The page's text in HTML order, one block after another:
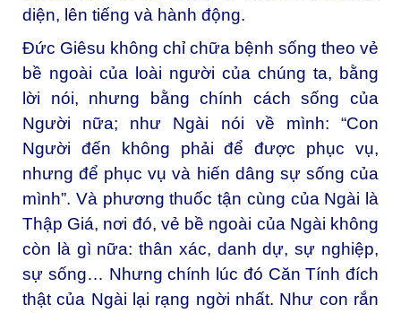
diện, lên tiếng và hành động.
Đức Giêsu không chỉ chữa bệnh sống theo vẻ
bề ngoài của loài người của chúng ta, bằng
lời nói, nhưng bằng chính cách sống của
Người nữa; như Ngài nói về mình: “Con
Người đến không phải để được phục vụ,
nhưng để phục vụ và hiến dâng sự sống của
mình”. Và phương thuốc tận cùng của Ngài là
Thập Giá, nơi đó, vẻ bề ngoài của Ngài không
còn là gì nữa: thân xác, danh dự, sự nghiệp,
sự sống… Nhưng chính lúc đó Căn Tính đích
thật của Ngài lại rạng ngời nhất. Như con rắn